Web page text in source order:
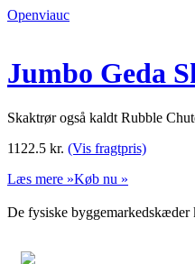
Openviauc
Jumbo Geda
Skaktrør også kaldt Rubble
1122.5 kr. (Vis fragtpris)
Læs mere »Køb nu »
De fysiske byggemarkedskæder